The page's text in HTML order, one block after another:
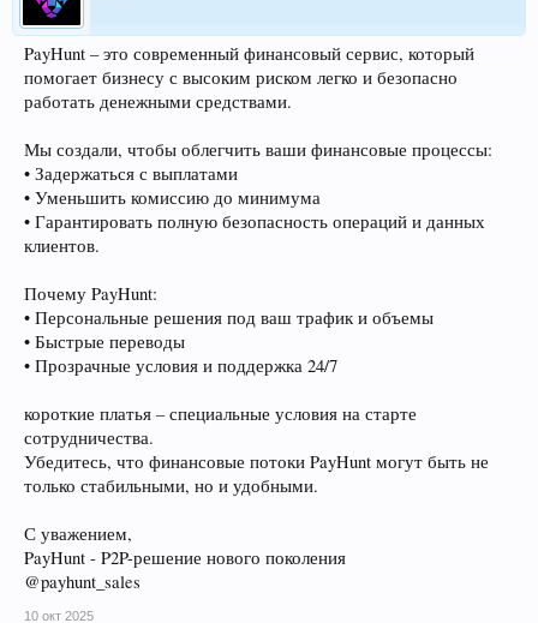
PayHunt – это современный финансовый сервис, который
помогает бизнесу с высоким риском легко и безопасно
работать денежными средствами.
Мы создали, чтобы облегчить ваши финансовые процессы:
• Задержаться с выплатами
• Уменьшить комиссию до минимума
• Гарантировать полную безопасность операций и данных
клиентов.
Почему PayHunt:
• Персональные решения под ваш трафик и объемы
• Быстрые переводы
• Прозрачные условия и поддержка 24/7
короткие платья – специальные условия на старте
сотрудничества.
Убедитесь, что финансовые потоки PayHunt могут быть не
только стабильными, но и удобными.
С уважением,
PayHunt - P2P-решение нового поколения
@payhunt_sales
10 окт 2025